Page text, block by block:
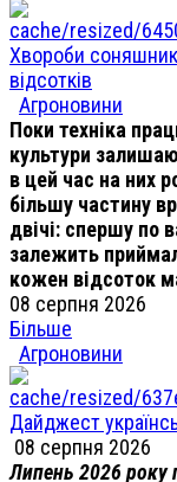
Хвороби
відсотків
Агроновини
Поки техніка
культури
в цей час на них
більшу частину
двічі: спершу по
залежить
кожен відсоток
08 серпня 2026
Більше
Агроновини
Дайджест
08 серпня 2026
Липень 2026 року